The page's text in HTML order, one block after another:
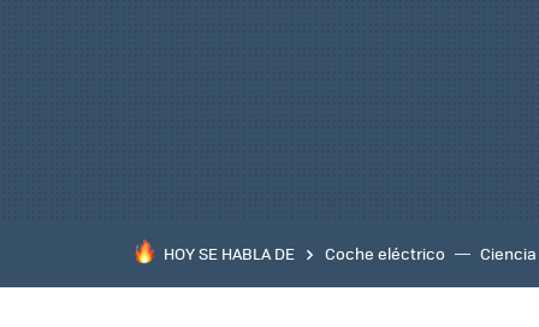
HOY SE HABLA DE Coche eléctrico Ciencia